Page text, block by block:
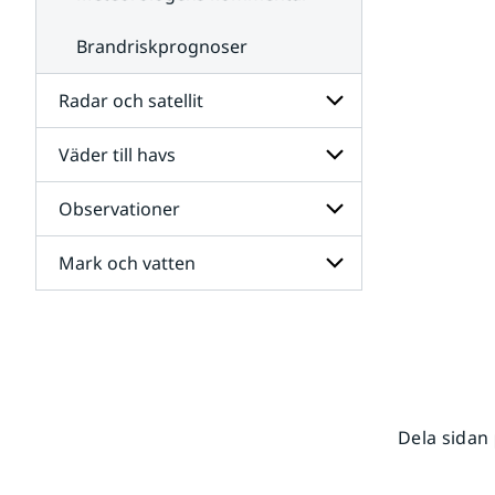
Brandriskprognoser
Radar och satellit
Undersidor
för
Radar
och
satellit
Väder till havs
Undersidor
för
Väder
till
havs
Observationer
Undersidor
för
Mark och vatten
Dela sidan